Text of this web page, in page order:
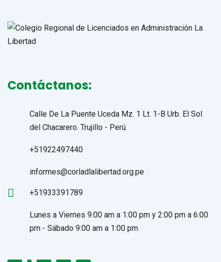
Contáctanos:
Calle De La Puente Uceda Mz. 1 Lt. 1-B Urb. El Sol
del Chacarero. Trujillo - Perú.
+51922497440
informes@corladlalibertad.org.pe
+51933391789
Lunes a Viernes 9:00 am a 1:00 pm y 2:00 pm a 6:00
pm - Sábado 9:00 am a 1:00 pm